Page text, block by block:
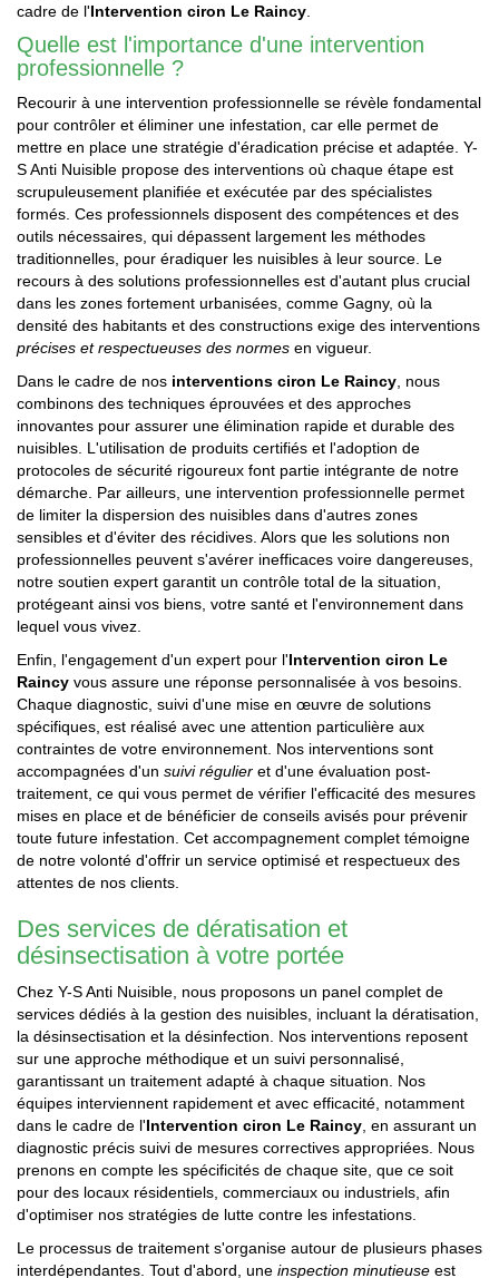
cadre de l'Intervention ciron Le Raincy.
Quelle est l'importance d'une intervention
professionnelle ?
Recourir à une intervention professionnelle se révèle fondamental
pour contrôler et éliminer une infestation, car elle permet de
mettre en place une stratégie d'éradication précise et adaptée. Y-
S Anti Nuisible propose des interventions où chaque étape est
scrupuleusement planifiée et exécutée par des spécialistes
formés. Ces professionnels disposent des compétences et des
outils nécessaires, qui dépassent largement les méthodes
traditionnelles, pour éradiquer les nuisibles à leur source. Le
recours à des solutions professionnelles est d'autant plus crucial
dans les zones fortement urbanisées, comme Gagny, où la
densité des habitants et des constructions exige des interventions
précises et respectueuses des normes en vigueur.
Dans le cadre de nos interventions ciron Le Raincy, nous
combinons des techniques éprouvées et des approches
innovantes pour assurer une élimination rapide et durable des
nuisibles. L'utilisation de produits certifiés et l'adoption de
protocoles de sécurité rigoureux font partie intégrante de notre
démarche. Par ailleurs, une intervention professionnelle permet
de limiter la dispersion des nuisibles dans d'autres zones
sensibles et d'éviter des récidives. Alors que les solutions non
professionnelles peuvent s'avérer inefficaces voire dangereuses,
notre soutien expert garantit un contrôle total de la situation,
protégeant ainsi vos biens, votre santé et l'environnement dans
lequel vous vivez.
Enfin, l'engagement d'un expert pour l'Intervention ciron Le
Raincy vous assure une réponse personnalisée à vos besoins.
Chaque diagnostic, suivi d'une mise en œuvre de solutions
spécifiques, est réalisé avec une attention particulière aux
contraintes de votre environnement. Nos interventions sont
accompagnées d'un suivi régulier et d'une évaluation post-
traitement, ce qui vous permet de vérifier l'efficacité des mesures
mises en place et de bénéficier de conseils avisés pour prévenir
toute future infestation. Cet accompagnement complet témoigne
de notre volonté d'offrir un service optimisé et respectueux des
attentes de nos clients.
Des services de dératisation et
désinsectisation à votre portée
Chez Y-S Anti Nuisible, nous proposons un panel complet de
services dédiés à la gestion des nuisibles, incluant la dératisation,
la désinsectisation et la désinfection. Nos interventions reposent
sur une approche méthodique et un suivi personnalisé,
garantissant un traitement adapté à chaque situation. Nos
équipes interviennent rapidement et avec efficacité, notamment
dans le cadre de l'Intervention ciron Le Raincy, en assurant un
diagnostic précis suivi de mesures correctives appropriées. Nous
prenons en compte les spécificités de chaque site, que ce soit
pour des locaux résidentiels, commerciaux ou industriels, afin
d'optimiser nos stratégies de lutte contre les infestations.
Le processus de traitement s'organise autour de plusieurs phases
interdépendantes. Tout d'abord, une inspection minutieuse est